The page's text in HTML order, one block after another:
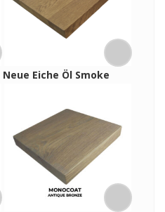
Neue Eiche Öl Smoke